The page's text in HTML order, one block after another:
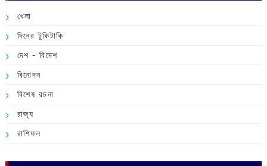
খেলা
দিনের টুকিটাকি
দেশ - বিদেশ
বিনোদন
বিশেষ রচনা
রাজ্য
রাশিফল